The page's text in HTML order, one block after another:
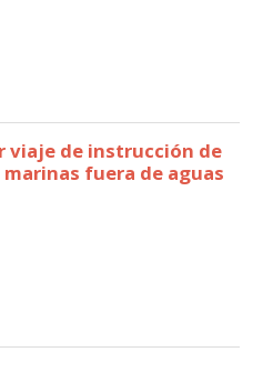
viaje de instrucción de
fuera de aguas